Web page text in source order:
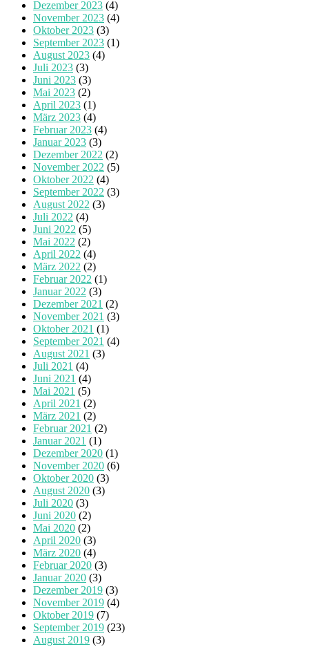
Dezember 2023 (4)
November 2023 (4)
Oktober 2023 (3)
September 2023 (1)
August 2023 (4)
Juli 2023 (3)
Juni 2023 (3)
Mai 2023 (2)
April 2023 (1)
März 2023 (4)
Februar 2023 (4)
Januar 2023 (3)
Dezember 2022 (2)
November 2022 (5)
Oktober 2022 (4)
September 2022 (3)
August 2022 (3)
Juli 2022 (4)
Juni 2022 (5)
Mai 2022 (2)
April 2022 (4)
März 2022 (2)
Februar 2022 (1)
Januar 2022 (3)
Dezember 2021 (2)
November 2021 (3)
Oktober 2021 (1)
September 2021 (4)
August 2021 (3)
Juli 2021 (4)
Juni 2021 (4)
Mai 2021 (5)
April 2021 (2)
März 2021 (2)
Februar 2021 (2)
Januar 2021 (1)
Dezember 2020 (1)
November 2020 (6)
Oktober 2020 (3)
August 2020 (3)
Juli 2020 (3)
Juni 2020 (2)
Mai 2020 (2)
April 2020 (3)
März 2020 (4)
Februar 2020 (3)
Januar 2020 (3)
Dezember 2019 (3)
November 2019 (4)
Oktober 2019 (7)
September 2019 (23)
August 2019 (3)